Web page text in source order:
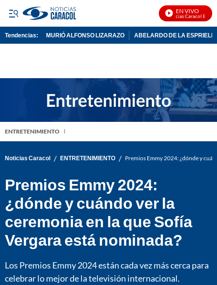
EN VIVO
Noticias Caracol En Vivo
Tendencias: MURIÓ ALFONSO LIZARAZO ABELARDO DE LA
ENTRETENIMIENTO
Noticias Caracol / ENTRETENIMIENTO / Premios Emmy 2024: ¿dónde y
Premios Emmy 2024:
¿dónde y cuándo ver la
ceremonia en la que Sofía
Vergara está nominada?
Los Premios Emmy 2024 están cada vez más cerca para
celebrar lo mejor de la televisión internacional.